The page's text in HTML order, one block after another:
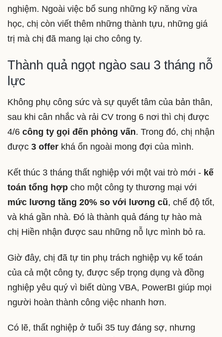
nghiệm. Ngoài việc bổ sung những kỹ năng vừa
học, chị còn viết thêm những thành tựu, những giá
trị mà chị đã mang lại cho công ty.
Thành quả ngọt ngào sau 3 tháng nỗ
lực
Không phụ công sức và sự quyết tâm của bản thân,
sau khi cân nhắc và rải CV trong 6 nơi thì chị được
4/6 công ty gọi đến phỏng vấn. Trong đó, chị nhận
được 3 offer khá ổn ngoài mong đợi của mình.
Kết thúc 3 tháng thất nghiệp với một vai trò mới - kế
toán tổng hợp cho một công ty thương mại với
mức lương tăng 20% so với lương cũ, chế độ tốt,
và khá gần nhà. Đó là thành quả đáng tự hào mà
chị Hiền nhận được sau những nỗ lực mình bỏ ra.
Giờ đây, chị đã tự tin phụ trách nghiệp vụ kế toán
của cả một công ty, được sếp trọng dụng và đồng
nghiệp yêu quý vì biết dùng VBA, PowerBI giúp mọi
người hoàn thành công việc nhanh hơn.
Có lẽ, thất nghiệp ở tuổi 35 tuy đáng sợ, nhưng